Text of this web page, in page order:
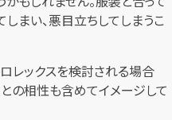
まい、悪目立ちしてしまうこ
レックスを検討される場合
の相性も含めてイメージして